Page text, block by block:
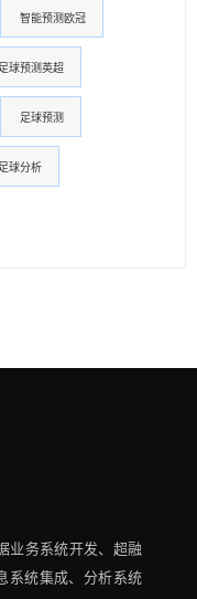
智能预测欧冠
足球预测英超
足球预测
足球分析
业务系统开发、超融
系统集成、分析系统